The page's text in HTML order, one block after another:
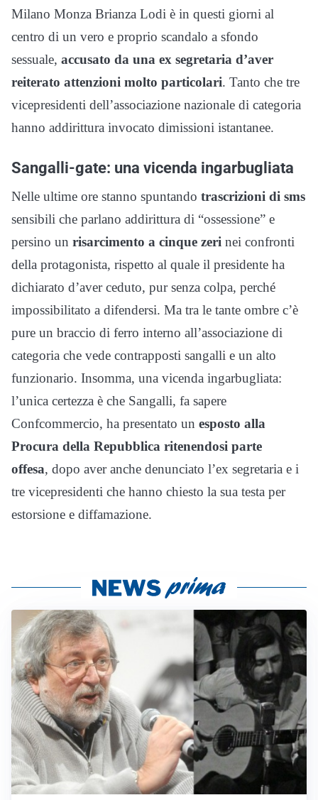
Milano Monza Brianza Lodi è in questi giorni al
centro di un vero e proprio scandalo a sfondo
sessuale, accusato da una ex segretaria d’aver
reiterato attenzioni molto particolari. Tanto che tre
vicepresidenti dell’associazione nazionale di categoria
hanno addirittura invocato dimissioni istantanee.
Sangalli-gate: una vicenda ingarbugliata
Nelle ultime ore stanno spuntando trascrizioni di sms
sensibili che parlano addirittura di “ossessione” e
persino un risarcimento a cinque zeri nei confronti
della protagonista, rispetto al quale il presidente ha
dichiarato d’aver ceduto, pur senza colpa, perché
impossibilitato a difendersi. Ma tra le tante ombre c’è
pure un braccio di ferro interno all’associazione di
categoria che vede contrapposti sangalli e un alto
funzionario. Insomma, una vicenda ingarbugliata:
l’unica certezza è che Sangalli, fa sapere
Confcommercio, ha presentato un esposto alla
Procura della Repubblica ritenendosi parte
offesa, dopo aver anche denunciato l’ex segretaria e i
tre vicepresidenti che hanno chiesto la sua testa per
estorsione e diffamazione.